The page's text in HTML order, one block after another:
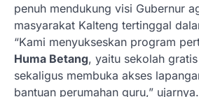
penuh mendukung visi Gubernur
masyarakat Kalteng tertinggal
“Kami menyukseskan program
Huma Betang, yaitu sekolah
sekaligus membuka akses
bantuan perumahan guru,” ujarnya.